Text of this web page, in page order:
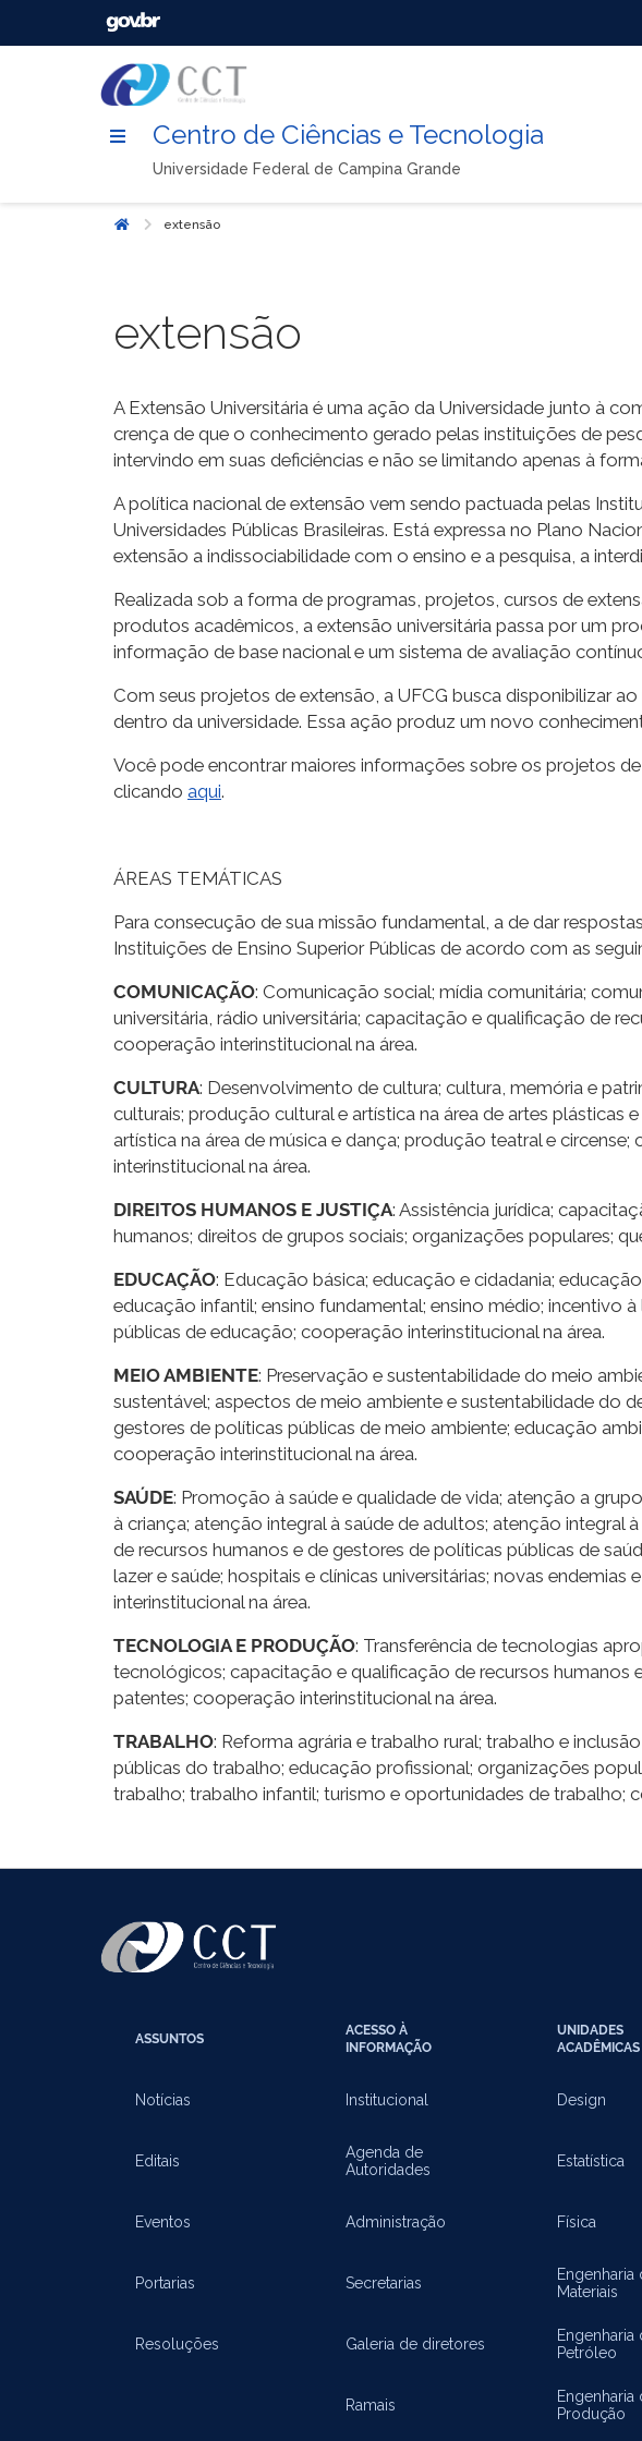
Centro de Ciências e Tecnologia
Universidade Federal de Campina Grande
Início extensão
extensão
A Extensão Universitária é uma ação da Universidade junto à
crença de que o conhecimento gerado pelas instituições de
intervindo em suas deficiências e não se limitando apenas à
A política nacional de extensão vem sendo pactuada pelas
Universidades Públicas Brasileiras. Está expressa no Plano
extensão a indissociabilidade com o ensino e a pesquisa, a
Realizada sob a forma de programas, projetos, cursos de
produtos acadêmicos, a extensão universitária passa por um
informação de base nacional e um sistema de avaliação
Com seus projetos de extensão, a UFCG busca disponibilizar
dentro da universidade. Essa ação produz um novo
Você pode encontrar maiores informações sobre os projetos
clicando aqui.
ÁREAS TEMÁTICAS
Para consecução de sua missão fundamental, a de dar
Instituições de Ensino Superior Públicas de acordo com as
COMUNICAÇÃO: Comunicação social; mídia comunitária;
universitária, rádio universitária; capacitação e qualificação de
cooperação interinstitucional na área.
CULTURA: Desenvolvimento de cultura; cultura, memória e
culturais; produção cultural e artística na área de artes
artística na área de música e dança; produção teatral e
interinstitucional na área.
DIREITOS HUMANOS E JUSTIÇA: Assistência jurídica;
humanos; direitos de grupos sociais; organizações populares;
EDUCAÇÃO: Educação básica; educação e cidadania;
educação infantil; ensino fundamental; ensino médio; incentivo
públicas de educação; cooperação interinstitucional na área.
MEIO AMBIENTE: Preservação e sustentabilidade do meio
sustentável; aspectos de meio ambiente e sustentabilidade do
gestores de políticas públicas de meio ambiente; educação
cooperação interinstitucional na área.
SAÚDE: Promoção à saúde e qualidade de vida; atenção a
à criança; atenção integral à saúde de adultos; atenção
de recursos humanos e de gestores de políticas públicas de
lazer e saúde; hospitais e clínicas universitárias; novas
interinstitucional na área.
TECNOLOGIA E PRODUÇÃO: Transferência de tecnologias
tecnológicos; capacitação e qualificação de recursos humanos
patentes; cooperação interinstitucional na área.
TRABALHO: Reforma agrária e trabalho rural; trabalho e
públicas do trabalho; educação profissional; organizações
trabalho; trabalho infantil; turismo e oportunidades de trabalho;
ASSUNTOS
Notícias
Editais
Eventos
Portarias
Resoluções
ACESSO À
INFORMAÇÃO
Institucional
Agenda de
Autoridades
Administração
Secretarias
Galeria de diretores
Ramais
UNIDADES
ACADÊMICAS
Design
Estatística
Física
Engenharia
Materiais
Engenharia
Petróleo
Engenharia
Produção